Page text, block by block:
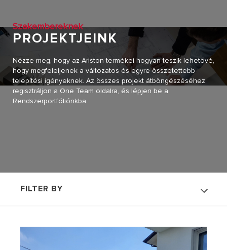
Szakembereknek
PROJEKTJEINK
Nézze meg, hogy az Ariston termékei hogyan teszik lehetővé,
hogy megfeleljenek a változatos és egyre összetettebb
telepítési igényeknek. Az összes projekt átböngészéséhez
regisztráljon a One Team oldalra, és lépjen be a
Rendszerportfóliónkba.
FILTER BY